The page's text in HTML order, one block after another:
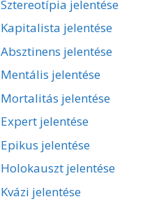
Sztereotípia jelentése
Kapitalista jelentése
Absztinens jelentése
Mentális jelentése
Mortalitás jelentése
Expert jelentése
Epikus jelentése
Holokauszt jelentése
Kvázi jelentése